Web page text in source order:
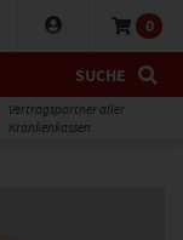
0
SUCHE
Vertragspartner aller
Krankenkassen